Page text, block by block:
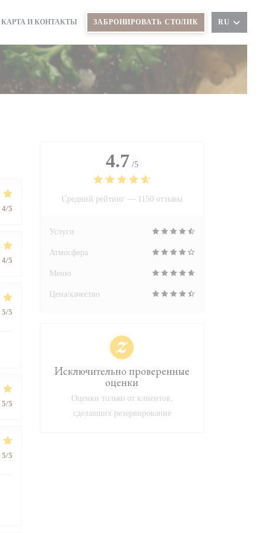
КАРТА И КОНТАКТЫ ЗАБРОНИРОВАТЬ СТОЛИК RU
4/5
4/5
5/5
5/5
5/5
4.7 /5
Средний рейтинг — 1150 отзывы
Услуги
Атмосфера
Меню
Цена/качество
Исключительно проверенные
оценки
Оценки только от клиентов,
сделавших резервирование